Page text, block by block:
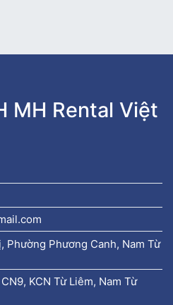
MH Rental Việt
Phường Phương Canh, Nam Từ
KCN Từ Liêm, Nam Từ